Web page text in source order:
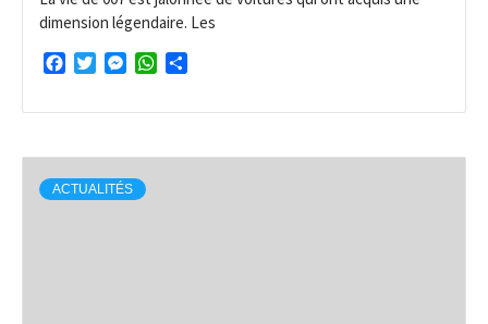
dimension légendaire. Les
FacebookTwitterMessengerWhatsApp
ACTUALITÉS